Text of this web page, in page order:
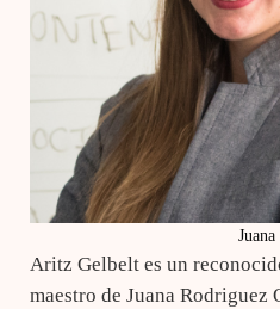
Juana
Aritz Gelbelt es un
maestro de Juana Rodriguez